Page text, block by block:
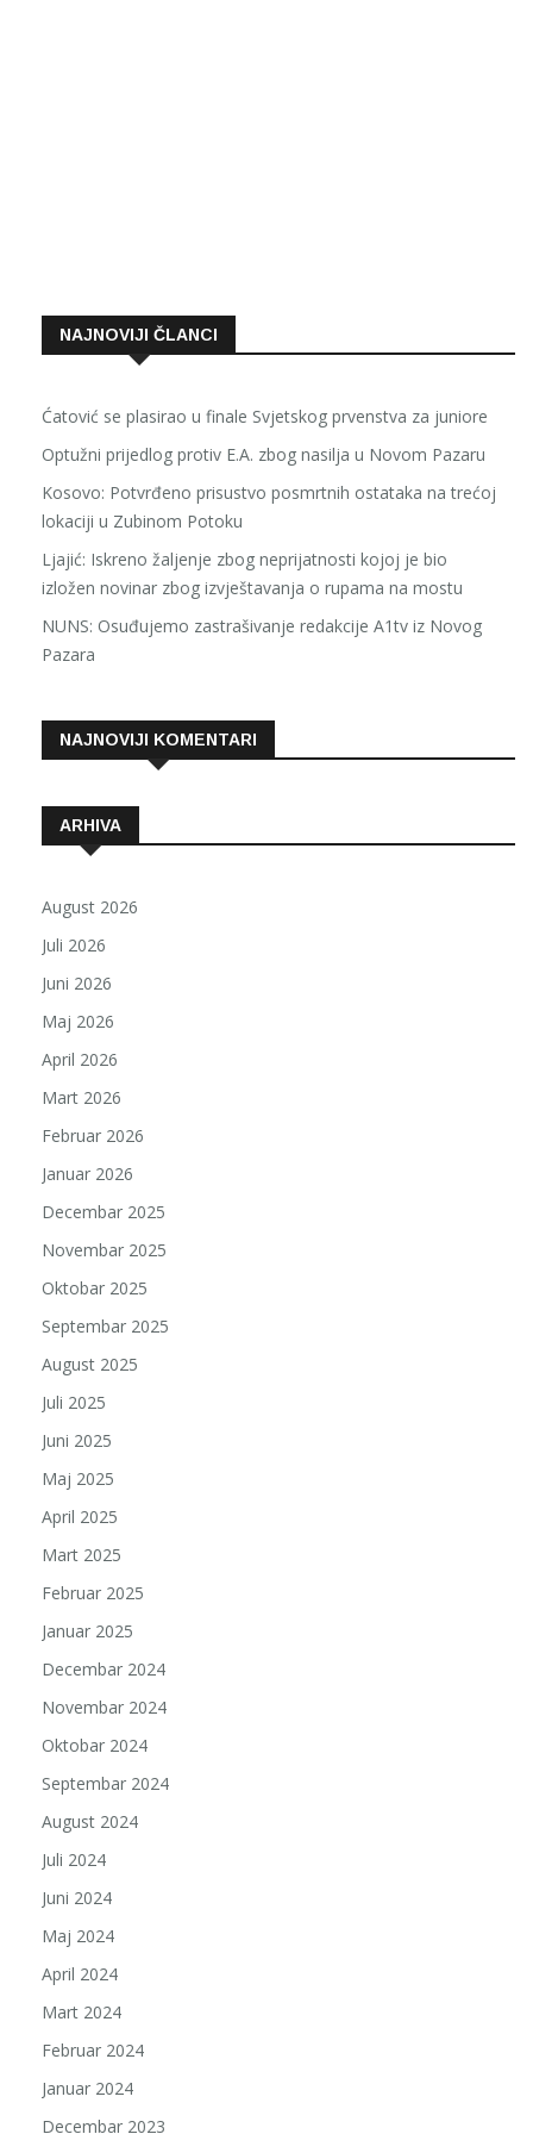
NAJNOVIJI ČLANCI
Ćatović se plasirao u finale Svjetskog prvenstva za juniore
Optužni prijedlog protiv E.A. zbog nasilja u Novom Pazaru
Kosovo: Potvrđeno prisustvo posmrtnih ostataka na trećoj
lokaciji u Zubinom Potoku
Ljajić: Iskreno žaljenje zbog neprijatnosti kojoj je bio
izložen novinar zbog izvještavanja o rupama na mostu
NUNS: Osuđujemo zastrašivanje redakcije A1tv iz Novog
Pazara
NAJNOVIJI KOMENTARI
ARHIVA
August 2026
Juli 2026
Juni 2026
Maj 2026
April 2026
Mart 2026
Februar 2026
Januar 2026
Decembar 2025
Novembar 2025
Oktobar 2025
Septembar 2025
August 2025
Juli 2025
Juni 2025
Maj 2025
April 2025
Mart 2025
Februar 2025
Januar 2025
Decembar 2024
Novembar 2024
Oktobar 2024
Septembar 2024
August 2024
Juli 2024
Juni 2024
Maj 2024
April 2024
Mart 2024
Februar 2024
Januar 2024
Decembar 2023